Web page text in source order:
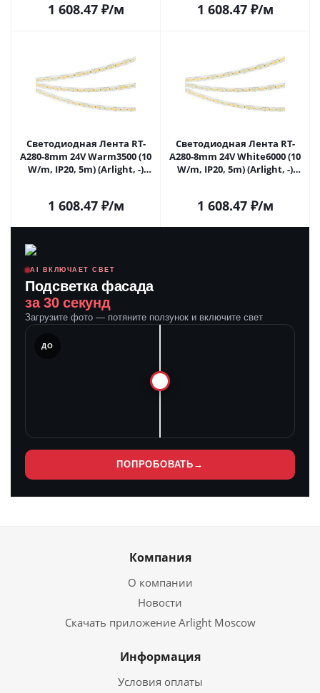
1 608.47₽/м 1 608.47₽/м
Светодиодная Лента RT-
A280-8mm 24V Warm3500 (10
W/m, IP20, 5m) (Arlight, -)
1 608.47₽/м
Светодиодная Лента RT-
A280-8mm 24V White6000 (10
W/m, IP20, 5m) (Arlight, -)
1 608.47₽/м
AI ВКЛЮЧАЕТ СВЕТ
Подсветка фасада
за 30 секунд
Загрузите фото — потяните ползунок и включите свет
ДО
ПОПРОБОВАТЬ →
Компания
О компании
Новости
Скачать приложение Arlight Moscow
Информация
Условия оплаты